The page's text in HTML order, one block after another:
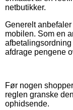
netbutikker.
Generelt
mobilen. Som en
afdrage pengene
Før nogen
reglen granske
ophidsende.